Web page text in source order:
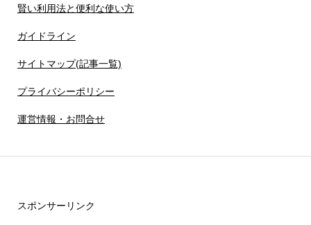
賢い利用法と便利な使い方
ガイドライン
サイトマップ(記事一覧)
プライバシーポリシー
運営情報・お問合せ
スポンサーリンク